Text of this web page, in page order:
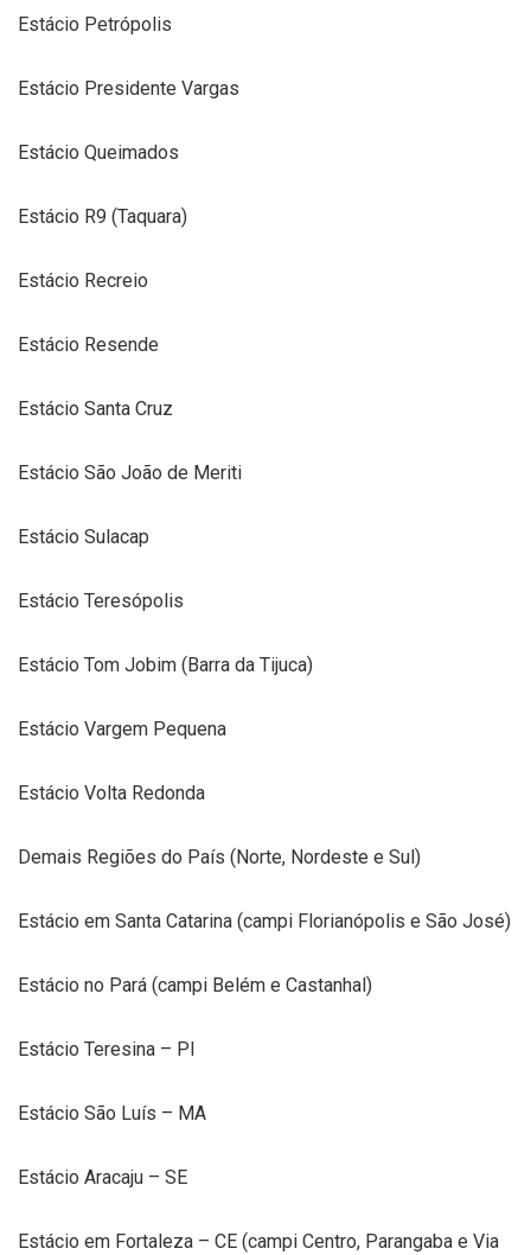
Estácio Petrópolis
Estácio Presidente Vargas
Estácio Queimados
Estácio R9 (Taquara)
Estácio Recreio
Estácio Resende
Estácio Santa Cruz
Estácio São João de Meriti
Estácio Sulacap
Estácio Teresópolis
Estácio Tom Jobim (Barra da Tijuca)
Estácio Vargem Pequena
Estácio Volta Redonda
Demais Regiões do País (Norte, Nordeste e Sul)
Estácio em Santa Catarina (campi Florianópolis e São José)
Estácio no Pará (campi Belém e Castanhal)
Estácio Teresina – PI
Estácio São Luís – MA
Estácio Aracaju – SE
Estácio em Fortaleza – CE (campi Centro, Parangaba e Via